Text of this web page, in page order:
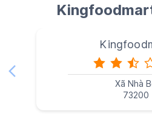
Xã Nhà
73200